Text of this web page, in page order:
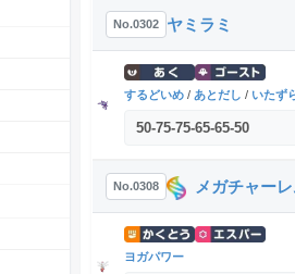
No.0302 ヤミラミ
するどいめ / あとだし / いたず
50-75-75-65-65-50
No.0308 メガチャー
ヨガパワー